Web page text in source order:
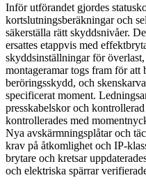
Inför utförandet gjordes
kortslutningsberäkningar och
säkerställa rätt skyddsnivåer.
ersattes etappvis med
skyddsinställningar för
montageramar togs fram för att
beröringsskydd, och
specificerat moment.
presskabelskor och
kontrollerades med
Nya avskärmningsplåtar och
krav på åtkomlighet och IP-
brytare och kretsar
och elektriska spärrar